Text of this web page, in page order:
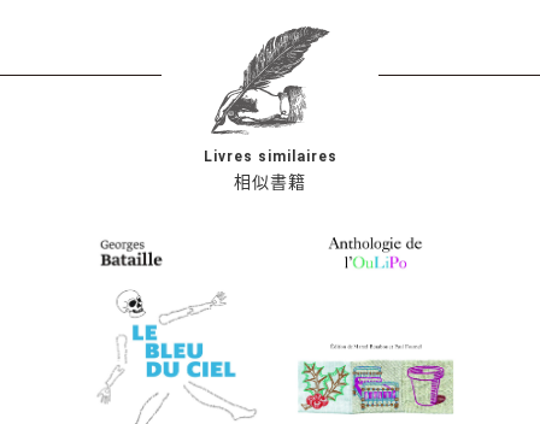
相似書籍
Livres similaires